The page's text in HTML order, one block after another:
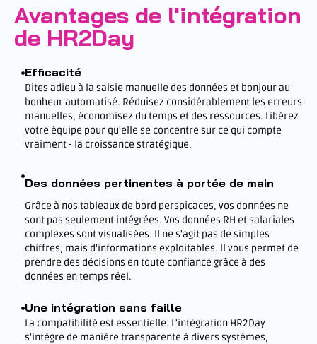
Avantages de l'intégration
de HR2Day
Efficacité
Dites adieu à la saisie manuelle des données et bonjour au
bonheur automatisé. Réduisez considérablement les erreurs
manuelles, économisez du temps et des ressources. Libérez
votre équipe pour qu'elle se concentre sur ce qui compte
vraiment - la croissance stratégique.
Des données pertinentes à portée de main
Grâce à nos tableaux de bord perspicaces, vos données ne
sont pas seulement intégrées. Vos données RH et salariales
complexes sont visualisées. Il ne s'agit pas de simples
chiffres, mais d'informations exploitables. Il vous permet de
prendre des décisions en toute confiance grâce à des
données en temps réel.
Une intégration sans faille
La compatibilité est essentielle. L'intégration HR2Day
s'intègre de manière transparente à divers systèmes,